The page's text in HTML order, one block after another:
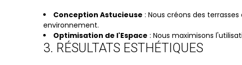
Conception Astucieuse : Nous créons des
environnement.
Optimisation de l'Espace : Nous maximisons
3. RÉSULTATS ESTHÉTIQUES